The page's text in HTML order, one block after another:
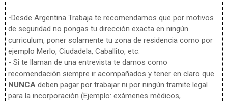
-Desde Argentina Trabaja te recomendamos que por motivos
de seguridad no pongas tu dirección exacta en ningún
curriculum, poner solamente tu zona de residencia como por
ejemplo Merlo, Ciudadela, Caballito, etc.
- Si te llaman de una entrevista te damos como
recomendación siempre ir acompañados y tener en claro que
NUNCAdeben pagar por trabajar ni por ningún tramite legal
para la incorporación (Ejemplo: exámenes médicos,